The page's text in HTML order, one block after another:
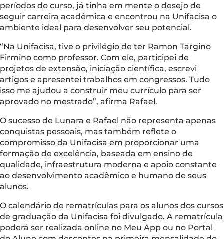
períodos do curso, já tinha em mente o desejo de
seguir carreira acadêmica e encontrou na Unifacisa o
ambiente ideal para desenvolver seu potencial.
“Na Unifacisa, tive o privilégio de ter Ramon Targino
Firmino como professor. Com ele, participei de
projetos de extensão, iniciação científica, escrevi
artigos e apresentei trabalhos em congressos. Tudo
isso me ajudou a construir meu currículo para ser
aprovado no mestrado”, afirma Rafael.
O sucesso de Lunara e Rafael não representa apenas
conquistas pessoais, mas também reflete o
compromisso da Unifacisa em proporcionar uma
formação de excelência, baseada em ensino de
qualidade, infraestrutura moderna e apoio constante
ao desenvolvimento acadêmico e humano de seus
alunos.
O calendário de rematrículas para os alunos dos cursos
de graduação da Unifacisa foi divulgado. A rematrícula
poderá ser realizada online no Meu App ou no Portal